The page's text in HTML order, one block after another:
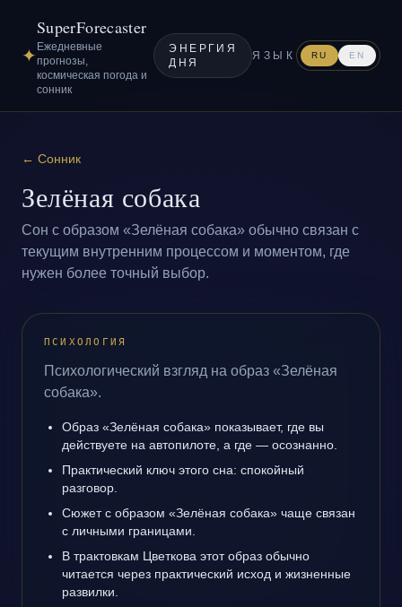
✦
SuperForecaster
Ежедневные
прогнозы,
космическая погода и
сонник
ЭНЕРГИЯ
ДНЯ
ЯЗЫК RU EN
← Сонник
Зелёная собака
Сон с образом «Зелёная собака» обычно связан с
текущим внутренним процессом и моментом, где
нужен более точный выбор.
ПСИХОЛОГИЯ
Психологический взгляд на образ «Зелёная
собака».
Образ «Зелёная собака» показывает, где вы
действуете на автопилоте, а где — осознанно.
Практический ключ этого сна: спокойный
разговор.
Сюжет с образом «Зелёная собака» чаще связан
с личными границами.
В трактовкам Цветкова этот образ обычно
читается через практический исход и жизненные
развилки.